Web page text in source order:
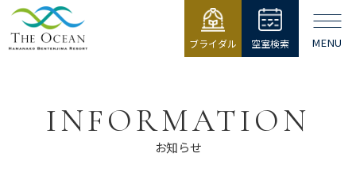
MENU
空室検索
ブライダル
リゾート THEINFORMATION
お知らせ